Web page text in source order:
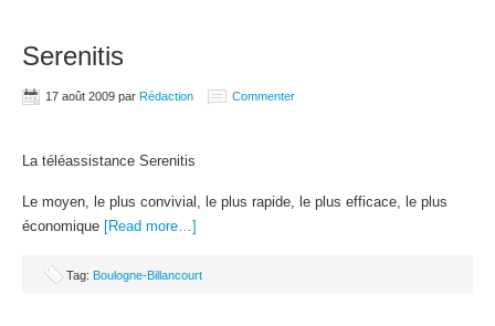
Serenitis
17 août 2009 par Rédaction Commenter
La téléassistance Serenitis
Le moyen, le plus convivial, le plus rapide, le plus efficace, le plus
économique [Read more…]
Tag: Boulogne-Billancourt